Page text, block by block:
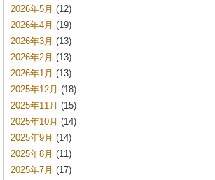
2026年5月 (12)
2026年4月 (19)
2026年3月 (13)
2026年2月 (13)
2026年1月 (13)
2025年12月 (18)
2025年11月 (15)
2025年10月 (14)
2025年9月 (14)
2025年8月 (11)
2025年7月 (17)